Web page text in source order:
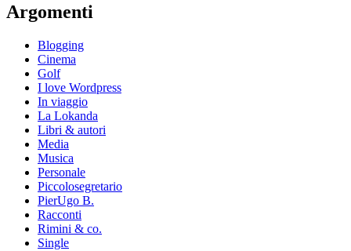
Argomenti
Blogging
Cinema
Golf
I love Wordpress
In viaggio
La Lokanda
Libri & autori
Media
Musica
Personale
Piccolosegretario
PierUgo B.
Racconti
Rimini & co.
Single